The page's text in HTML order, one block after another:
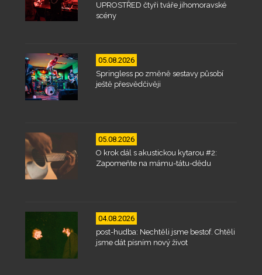
UPROSTŘED čtyři tváře jihomoravské
scény
05.08.2026
Springless po změně sestavy působí
ještě přesvědčivěji
05.08.2026
O krok dál s akustickou kytarou #2:
Zapomeňte na mámu-tátu-dědu
04.08.2026
post-hudba: Nechtěli jsme bestof. Chtěli
jsme dát písním nový život